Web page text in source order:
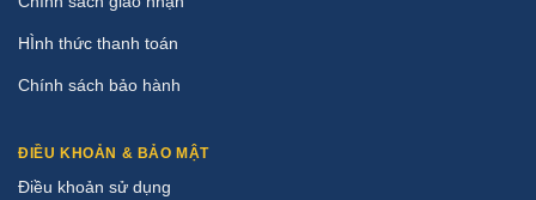
HÌnh thức thanh toán
Chính sách bảo hành
ĐIỀU KHOẢN & BẢO MẬT
Điều khoản sử dụng